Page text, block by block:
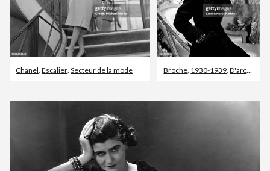
Chanel Escalier Secteur de la mode Broche 1930-1939 ,D'archive